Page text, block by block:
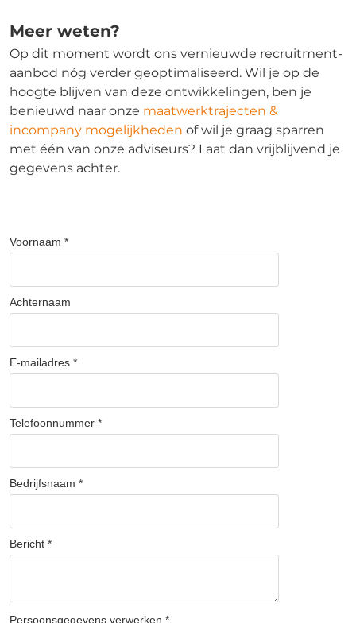
Meer weten?
Op dit moment wordt ons vernieuwde recruitment-
aanbod nóg verder geoptimaliseerd. Wil je op de
hoogte blijven van deze ontwikkelingen, ben je
benieuwd naar onze maatwerktrajecten &
incompany mogelijkheden of wil je graag sparren
met één van onze adviseurs? Laat dan vrijblijvend je
gegevens achter.